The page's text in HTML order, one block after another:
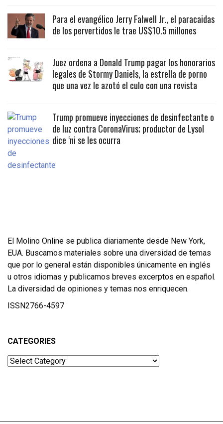
Para el evangélico Jerry Falwell Jr., el paracaidas
de los pervertidos le trae US$10.5 millones
Juez ordena a Donald Trump pagar los honorarios
legales de Stormy Daniels, la estrella de porno
que una vez le azotó el culo con una revista
Trump promueve inyecciones de desinfectante o
de luz contra CoronaVirus; productor de Lysol
dice ‘ni se les ocurra
El Molino Online se publica diariamente desde New York,
EUA. Buscamos materiales sobre una diversidad de temas
que por lo general están disponibles únicamente en inglés
u otros idiomas y publicamos breves excerptos en español.
La diversidad de opiniones y temas nos enriquecen.
ISSN2766-4597
CATEGORIES
Categories